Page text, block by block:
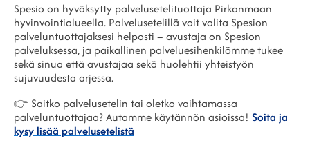
Spesio on hyväksytty palvelusetelituottaja Pirkanmaan
hyvinvointialueella. Palvelusetelillä voit valita Spesion
palveluntuottajaksesi helposti – avustaja on Spesion
palveluksessa, ja paikallinen palveluesihenkilömme tukee
sekä sinua että avustajaa sekä huolehtii yhteistyön
sujuvuudesta arjessa.
👉 Saitko palvelusetelin tai oletko vaihtamassa
palveluntuottajaa? Autamme käytännön asioissa! Soita ja
kysy lisää palvelusetelistä